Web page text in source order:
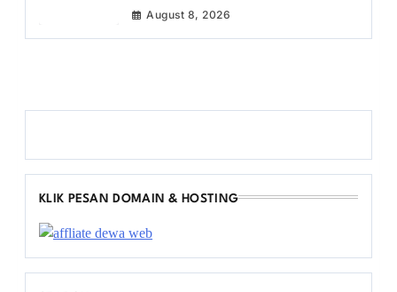
August 8, 2026
KLIK PESAN DOMAIN & HOSTING